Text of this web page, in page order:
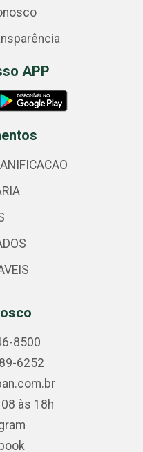
APP
8500
6252
às 18h